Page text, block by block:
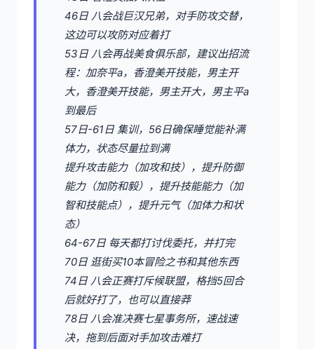
46日 八会战巨汉兄弟，对手防攻交替，
这边可以攻防对应着打
53日 八会再战美食俱乐部，建议出招流
程：加奈平a，香澄美开技能，男主开
大，香澄美开技能，男主开大，男主平a
到最后
57日-61日 集训，56日确保睡觉能补满
体力，状态尽量拉到满
提升攻击能力（加攻和技），提升防御
能力（加防和毅），提升技能能力（加
智和技能点），提升元气（加体力和状
态）
64-67日 每天都打讨伐委托，并打完
70日 逛街买10本冒险之书和其他东西
74日 八会正赛打斥候联盟，格挡5回合
后就好打了，也可以直接莽
78日 八会准决赛七星事务所，速战速
决，拖到后面对手加攻击难打